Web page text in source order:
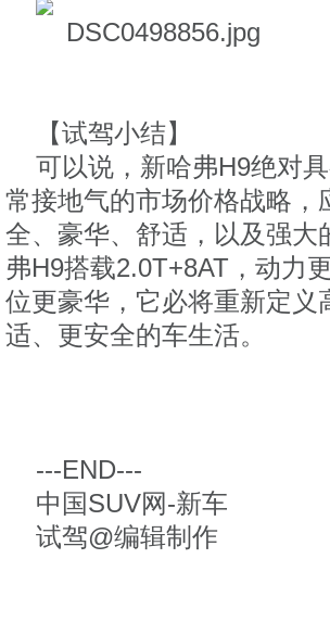
【试驾小结】
可以说，新哈弗H9绝对
常接地气的市场价格战略
全、豪华、舒适，以及强
弗H9搭载2.0T+8AT，动力
位更豪华，它必将重新定
适、更安全的车生活。
---END---
中国SUV网-新车
试驾@编辑制作